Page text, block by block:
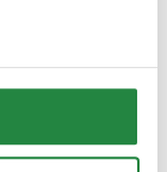
dingen
wiel,